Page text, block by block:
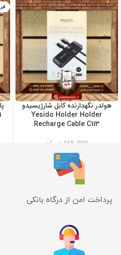
هولدر نگهدارنده کابل شارژیسیدو
Yesido Holder Holder
Recharge Cable C113
465,000 تومان
پرداخت امن از درگاه بانکی